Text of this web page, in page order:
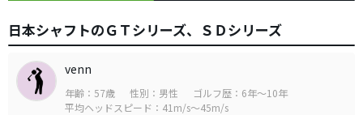
日本シャフトのＧＴシリーズ、ＳＤシリーズ
venn
年齢：57歳 性別：男性
ゴルフ歴：6年～10年
平均ヘッドスピード：41m/s～45m/s